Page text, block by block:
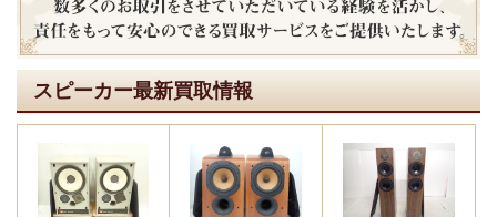
スピーカー最新買取情報